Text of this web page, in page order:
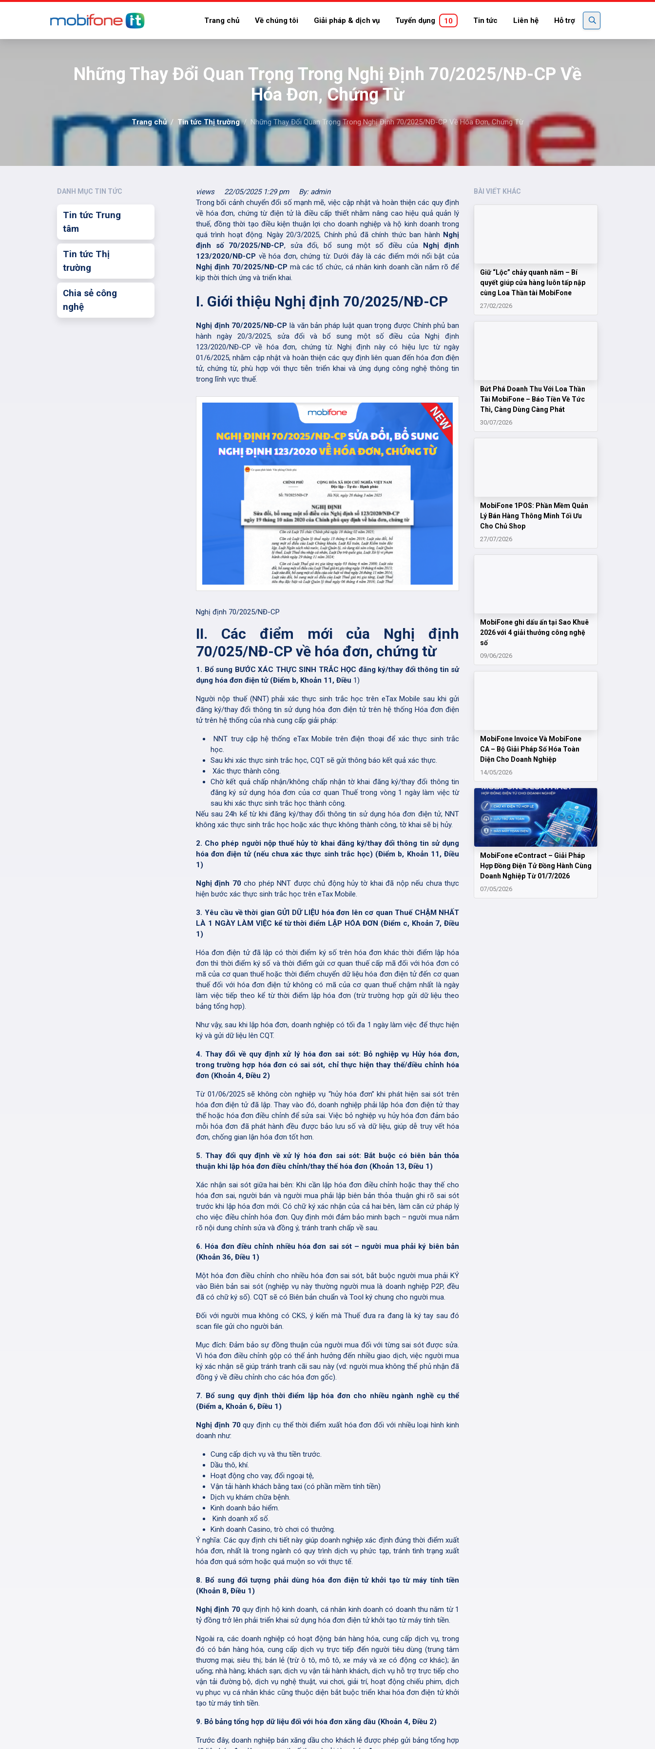
Trang chủ Về chúng tôi Giải pháp & dịch vụ Tuyển dụng 10 Tin tức Liên hệ Hỗ trợ
Những Thay Đổi Quan Trọng Trong Nghị Định 70/2025/NĐ-CP Về
Hóa Đơn, Chứng Từ
Trang chủ Tin tức Thị trường Những Thay Đổi Quan Trọng Trong Nghị Định 70/2025/NĐ-CP Về Hóa Đơn, Chứng Từ
DANH MỤC TIN TỨC
Tin tức Trung
tâm
Tin tức Thị
trường
Chia sẻ công
nghệ
views 22/05/2025 1:29 pm
By: admin
Trong bối cảnh chuyển đổi số mạnh mẽ, việc cập nhật và hoàn thiện các quy định
về hóa đơn, chứng từ điện tử là điều cấp thiết nhằm nâng cao hiệu quả quản lý
thuế, đồng thời tạo điều kiện thuận lợi cho doanh nghiệp và hộ kinh doanh trong
quá trình hoạt động. Ngày 20/3/2025, Chính phủ đã chính thức ban hành Nghị
định số
70/2025/NĐ-CP, sửa đổi, bổ sung một số điều của Nghị định
123/2020/NĐ-CP về hóa đơn, chứng từ. Dưới đây là các điểm mới nổi bật của
Nghị định 70/2025/NĐ-CP mà các tổ chức, cá nhân kinh doanh cần nắm rõ để
kịp thời thích ứng và triển khai.
I. Giới thiệu Nghị định 70/2025/NĐ-CP
Nghị định 70/2025/NĐ-CP là văn bản pháp luật quan trọng được Chính phủ ban
hành ngày 20/3/2025, sửa đổi và bổ sung một số điều của Nghị định
123/2020/NĐ-CP về hóa đơn, chứng từ. Nghị định này có hiệu lực từ ngày
01/6/2025, nhằm cập nhật và hoàn thiện các quy định liên quan đến hóa đơn điện
tử, chứng từ, phù hợp với thực tiễn triển khai và ứng dụng công nghệ thông tin
trong lĩnh vực thuế.
Nghị định 70/2025/NĐ-CP
II. Các điểm mới của Nghị định
70/025/NĐ-CP về hóa đơn, chứng từ
1. Bổ sung BƯỚC XÁC THỰC SINH TRẮC HỌC đăng ký/thay đổi thông tin sử
dụng hóa đơn điện tử (Điểm b, Khoản 11, Điều 1)
Người nộp thuế (NNT) phải xác thực sinh trắc học trên eTax Mobile sau khi gửi
đăng ký/thay đổi thông tin sử dụng hóa đơn điện tử trên hệ thống Hóa đơn điện
tử trên hệ thống của nhà cung cấp giải pháp:
NNT truy cập hệ thống eTax Mobile trên điện thoại để xác thực sinh trắc
học.
Sau khi xác thực sinh trắc học, CQT sẽ gửi thông báo kết quả xác thực.
Xác thực thành công.
Chờ kết quả chấp nhận/không chấp nhận tờ khai đăng ký/thay đổi thông tin
đăng ký sử dụng hóa đơn của cơ quan Thuế trong vòng 1 ngày làm việc từ
sau khi xác thực sinh trắc học thành công.
Nếu sau 24h kể từ khi đăng ký/thay đổi thông tin sử dụng hóa đơn điện tử, NNT
không xác thực sinh trắc học hoặc xác thực không thành công, tờ khai sẽ bị hủy.
2. Cho phép người nộp thuế hủy tờ khai đăng ký/thay đổi thông tin sử dụng
hóa đơn điện tử (nếu chưa xác thực sinh trắc học) (Điểm b, Khoản 11, Điều
1)
Nghị định 70cho phép NNT được chủ động hủy tờ khai đã nộp nếu chưa thực
hiện bước xác thực sinh trắc học trên eTax Mobile.
3. Yêu cầu về thời gian GỬI DỮ LIỆU hóa đơn lên cơ quan Thuế CHẬM NHẤT
LÀ 1 NGÀY LÀM VIỆC kể từ thời điểm LẬP HÓA ĐƠN (Điểm c, Khoản 7, Điều
1)
Hóa đơn điện tử đã lập có thời điểm ký số trên hóa đơn khác thời điểm lập hóa
đơn thì thời điểm ký số và thời điểm gửi cơ quan thuế cấp mã đối với hóa đơn có
mã của cơ quan thuế hoặc thời điểm chuyển dữ liệu hóa đơn điện tử đến cơ quan
thuế đối với hóa đơn điện tử không có mã của cơ quan thuế chậm nhất là ngày
làm việc tiếp theo kể từ thời điểm lập hóa đơn (trừ trường hợp gửi dữ liệu theo
bảng tổng hợp).
Như vậy, sau khi lập hóa đơn, doanh nghiệp có tối đa 1 ngày làm việc để thực hiện
ký và gửi dữ liệu lên CQT.
4. Thay đổi về quy định xử lý hóa đơn sai sót: Bỏ nghiệp vụ Hủy hóa đơn,
trong trường hợp hóa đơn có sai sót, chỉ thực hiện thay thế/điều chỉnh hóa
đơn (Khoản 4, Điều 2)
Từ 01/06/2025 sẽ không còn nghiệp vụ “hủy hóa đơn” khi phát hiện sai sót trên
hóa đơn điện tử đã lập. Thay vào đó, doanh nghiệp phải lập hóa đơn điện tử thay
thế hoặc hóa đơn điều chỉnh để sửa sai. Việc bỏ nghiệp vụ hủy hóa đơn đảm bảo
mỗi hóa đơn đã phát hành đều được bảo lưu số và dữ liệu, giúp dễ truy vết hóa
đơn, chống gian lận hóa đơn tốt hơn.
5. Thay đổi quy định về xử lý hóa đơn sai sót: Bắt buộc có biên bản thỏa
thuận khi lập hóa đơn điều chỉnh/thay thế hóa đơn (Khoản 13, Điều 1)
Xác nhận sai sót giữa hai bên: Khi cần lập hóa đơn điều chỉnh hoặc thay thế cho
hóa đơn sai, người bán và người mua phải lập biên bản thỏa thuận ghi rõ sai sót
trước khi lập hóa đơn mới. Có chữ ký xác nhận của cả hai bên, làm căn cứ pháp lý
cho việc điều chỉnh hóa đơn. Quy định mới đảm bảo minh bạch – người mua nắm
rõ nội dung chỉnh sửa và đồng ý, tránh tranh chấp về sau.
6. Hóa đơn điều chỉnh nhiều hóa đơn sai sót – người mua phải ký biên bản
(Khoản 36, Điều 1)
Một hóa đơn điều chỉnh cho nhiều hóa đơn sai sót, bắt buộc người mua phải KÝ
vào Biên bản sai sót (nghiệp vụ này thường người mua là doanh nghiệp P2P, đều
đã có chữ ký số). CQT sẽ có Biên bản chuẩn và Tool ký chung cho người mua.
Đối với người mua không có CKS, ý kiến mà Thuế đưa ra đang là ký tay sau đó
scan file gửi cho người bán.
Mục đích: Đảm bảo sự đồng thuận của người mua đối với từng sai sót được sửa.
Vì hóa đơn điều chỉnh gộp có thể ảnh hưởng đến nhiều giao dịch, việc người mua
ký xác nhận sẽ giúp tránh tranh cãi sau này (vd: người mua không thể phủ nhận đã
đồng ý về điều chỉnh cho các hóa đơn gốc).
7. Bổ sung quy định thời điểm lập hóa đơn cho nhiều ngành nghề cụ thể
(Điểm a, Khoản 6, Điều 1)
Nghị định 70quy định cụ thể thời điểm xuất hóa đơn đối với nhiều loại hình kinh
doanh như:
Cung cấp dịch vụ và thu tiền trước.
Dầu thô, khí.
Hoạt động cho vay, đổi ngoại tệ,
Vận tải hành khách bằng taxi (có phần mềm tính tiền)
Dịch vụ khám chữa bệnh.
Kinh doanh bảo hiểm.
Kinh doanh xổ số.
Kinh doanh Casino, trò chơi có thưởng.
Ý nghĩa: Các quy định chi tiết này giúp doanh nghiệp xác định đúng thời điểm xuất
hóa đơn, nhất là trong ngành có quy trình dịch vụ phức tạp, tránh tình trạng xuất
hóa đơn quá sớm hoặc quá muộn so với thực tế.
8. Bổ sung đối tượng phải dùng hóa đơn điện tử khởi tạo từ máy tính tiền
(Khoản 8, Điều 1)
Nghị định 70quy định hộ kinh doanh, cá nhân kinh doanh có doanh thu năm từ 1
tỷ đồng trở lên phải triển khai sử dụng hóa đơn điện tử khởi tạo từ máy tính tiền.
Ngoài ra, các doanh nghiệp có hoạt động bán hàng hóa, cung cấp dịch vụ, trong
đó có bán hàng hóa, cung cấp dịch vụ trực tiếp đến người tiêu dùng (trung tâm
thương mại; siêu thị; bán lẻ (trừ ô tô, mô tô, xe máy và xe có động cơ khác); ăn
uống; nhà hàng; khách sạn; dịch vụ vận tải hành khách, dịch vụ hỗ trợ trực tiếp cho
vận tải đường bộ, dịch vụ nghệ thuật, vui chơi, giải trí, hoạt động chiếu phim, dịch
vụ phục vụ cá nhân khác cũng thuộc diện bắt buộc triển khai hóa đơn điện tử khởi
tạo từ máy tính tiền.
9. Bỏ bảng tổng hợp dữ liệu đối với hóa đơn xăng dầu (Khoản 4, Điều 2)
Trước đây, doanh nghiệp bán xăng dầu cho khách lẻ được phép gửi bảng tổng hợp
BÀI VIẾT KHÁC
Giữ “Lộc” chảy quanh năm – Bí
quyết giúp cửa hàng luôn tấp nập
cùng Loa Thần tài MobiFone
27/02/2026
Bứt Phá Doanh Thu Với Loa Thần
Tài MobiFone – Báo Tiền Về Tức
Thì, Càng Dùng Càng Phát
30/07/2026
MobiFone 1POS: Phần Mềm Quản
Lý Bán Hàng Thông Minh Tối Ưu
Cho Chủ Shop
27/07/2026
MobiFone ghi dấu ấn tại Sao Khuê
2026 với 4 giải thưởng công nghệ
số
09/06/2026
MobiFone Invoice Và MobiFone
CA – Bộ Giải Pháp Số Hóa Toàn
Diện Cho Doanh Nghiệp
14/05/2026
MobiFone eContract – Giải Pháp
Hợp Đồng Điện Tử Đồng Hành Cùng
Doanh Nghiệp Từ 01/7/2026
07/05/2026